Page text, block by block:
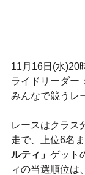
11月16日(水)20
ライドリーダー
みんなで競うレ
レースはクラス
走で、上位6名
ルティ」 ゲット
ィの当選順位は